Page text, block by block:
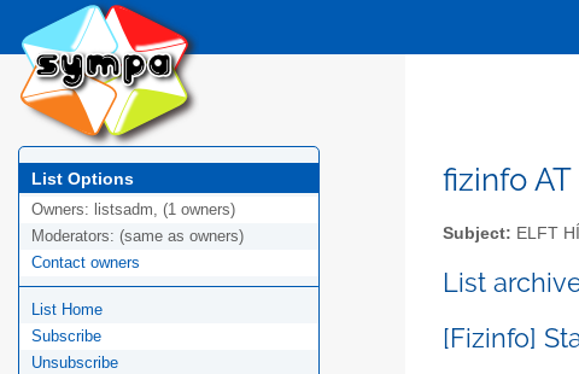
List Options
Owners: listsadm, (1 owners)
Moderators: (same as owners)
Contact owners
List Home
Subscribe
Unsubscribe
fizinfo
Subject: ELFT
List
[Fizinfo]